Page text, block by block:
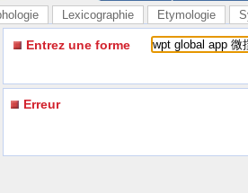
Lexicographie Etymologie
Entrez une forme
Erreur